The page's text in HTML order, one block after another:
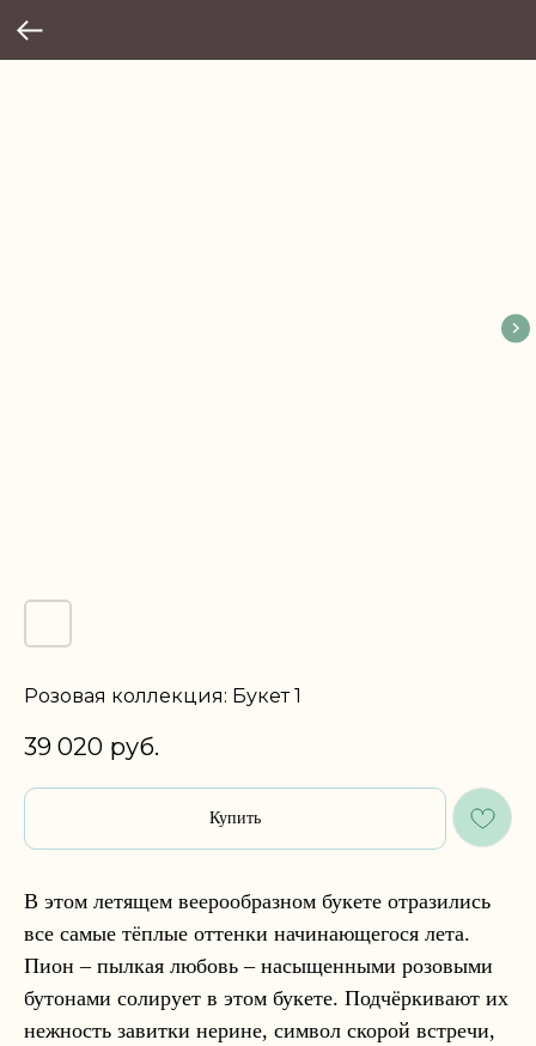
Розовая коллекция: Букет 1
39 020 руб.
Купить
В этом летящем веерообразном букете отразились
все самые тёплые оттенки начинающегося лета.
Пион – пылкая любовь – насыщенными розовыми
бутонами солирует в этом букете. Подчёркивают их
нежность завитки нерине, символ скорой встречи,